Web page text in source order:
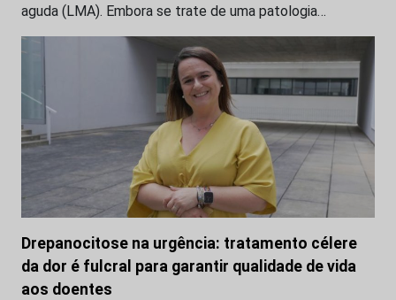
aguda (LMA). Embora se trate de uma patologia…
Drepanocitose na urgência: tratamento célere
da dor é fulcral para garantir qualidade de vida
aos doentes